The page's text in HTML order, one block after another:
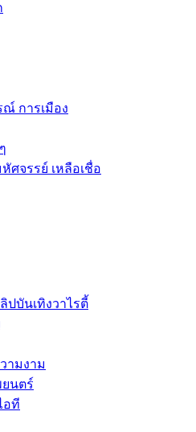
ณ์ การเมือง
ศจรรย์ เหลือเชื่อ
ปบันเทิงวาไรตี้
ามงาม
นตร์
อที